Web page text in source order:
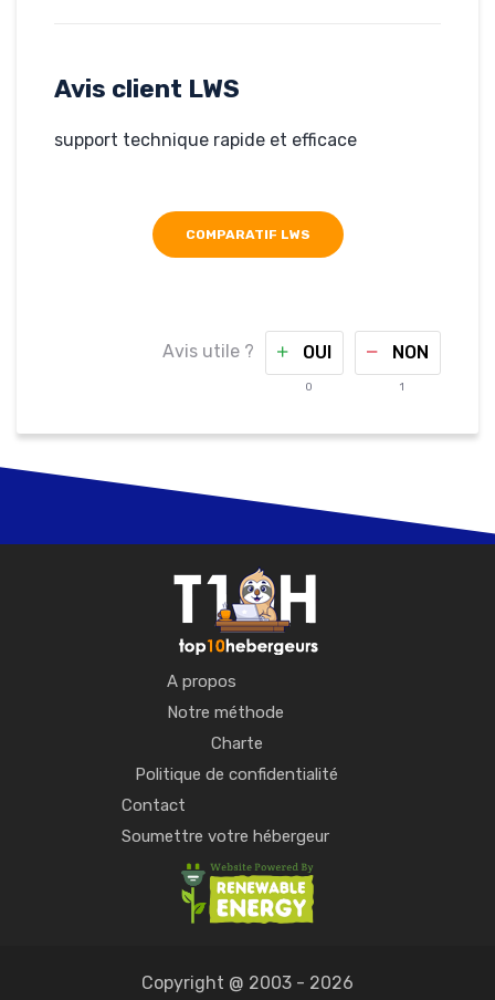
www.rucheauxperles.fr
Avis client LWS
support technique rapide et efficace
COMPARATIF LWS
Avis utile ? OUI
0
NON
1
A propos
Notre méthode
Charte
Politique de confidentialité
Contact
Soumettre votre hébergeur
Copyright @ 2003 - 2026